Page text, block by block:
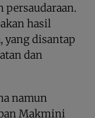
persaudaraan.
hasil
yang disantap
dan
namun
Makmini